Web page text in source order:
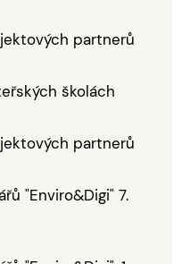
partnerů
školách
partnerů
"Enviro&Digi" 7.